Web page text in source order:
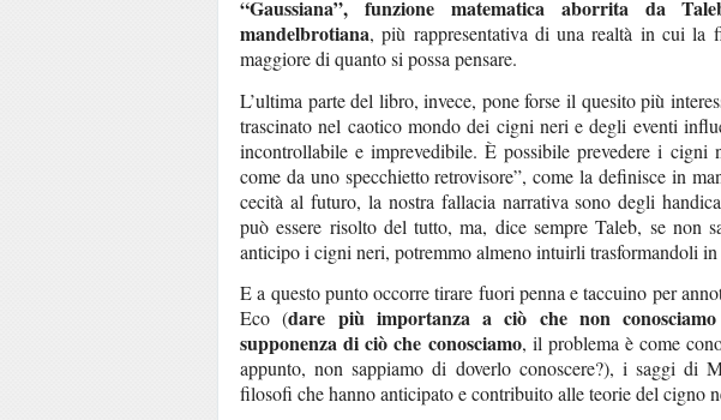
“Gaussiana”, funzione matematica aborrita da
mandelbrotiana, più rappresentativa di una realtà in cui la
maggiore di quanto si possa pensare.
L’ultima parte del libro, invece, pone forse il quesito più
trascinato nel caotico mondo dei cigni neri e degli eventi
incontrollabile e imprevedibile. È possibile prevedere i cigni
come da uno specchietto retrovisore”, come la definisce in
cecità al futuro, la nostra fallacia narrativa sono degli
può essere risolto del tutto, ma, dice sempre Taleb, se non
anticipo i cigni neri, potremmo almeno intuirli trasformandoli
E a questo punto occorre tirare fuori penna e taccuino per
Eco (dare più importanza a ciò che non
supponenza di ciò che conosciamo, il problema è come
appunto, non sappiamo di doverlo conoscere?), i saggi di
filosofi che hanno anticipato e contribuito alle teorie del cigno